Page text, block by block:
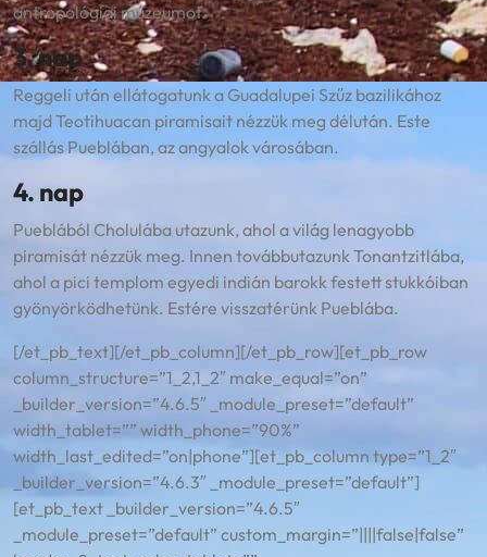
antropológiai múzeumot.
3. nap
Reggeli után ellátogatunk a Guadalupei Szűz bazilikához
majd Teotihuacan piramisait nézzük meg délután. Este
szállás Pueblában, az angyalok városában.
4. nap
Pueblából Cholulába utazunk, ahol a világ lenagyobb
piramisát nézzük meg. Innen továbbutazunk Tonantzitlába,
ahol a pici templom egyedi indián barokk festett stukkóiban
gyönyörködhetünk. Estére visszatérünk Pueblába.
[/et_pb_text][/et_pb_column][/et_pb_row][et_pb_row
column_structure=”1_2,1_2″ make_equal=”on”
_builder_version=”4.6.5″ _module_preset=”default”
width_tablet=”” width_phone=”90%”
width_last_edited=”on|phone”][et_pb_column type=”1_2″
_builder_version=”4.6.3″ _module_preset=”default”]
[et_pb_text _builder_version=”4.6.5″
_module_preset=”default” custom_margin=”||||false|false”